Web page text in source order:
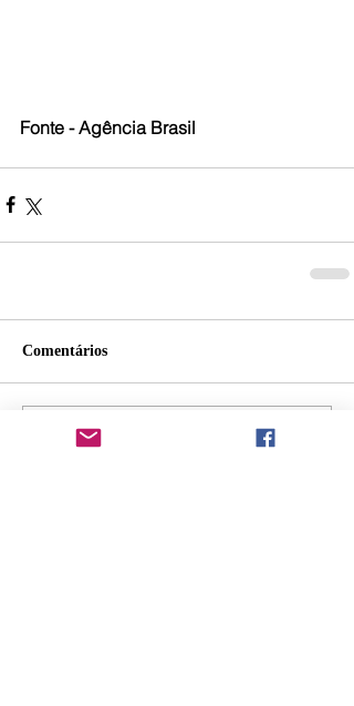
Fonte - Agência Brasil
Comentários
Escreva um comentário